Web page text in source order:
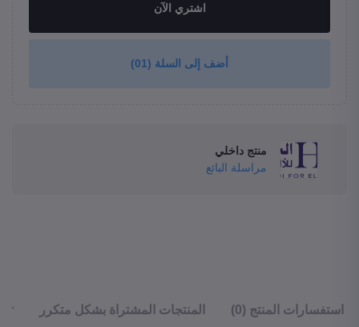
اشتري الآن
أضف إلى السلة (01)
منتج داخلي
مراسلة البائع
استفسارات المنتج (0) المنتجات المشتراة بشكل متكرر